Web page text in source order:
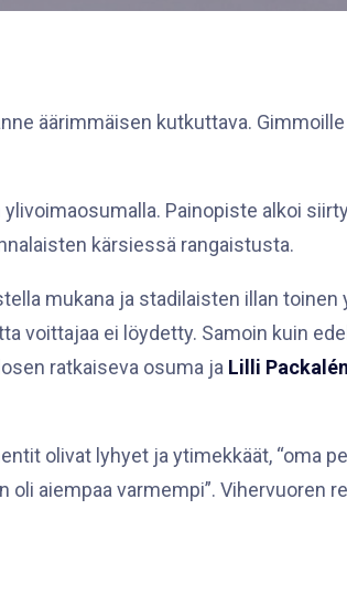
äärimmäisen kutkuttava.
Painopiste alkoi
kärsiessä rangaistusta.
mukana ja stadilaisten illan toinen
voittajaa ei löydetty. Samoin kuin
ratkaiseva osuma ja Lilli
olivat lyhyet ja ytimekkäät, “oma
aiempaa varmempi”. Vihervuoren